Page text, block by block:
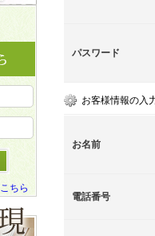
パスワード
お客様情報の入
お名前
電話番号
こちら